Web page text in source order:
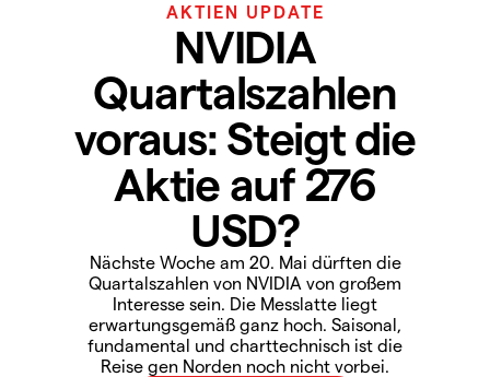
AKTIEN UPDATE
NVIDIA
Quartalszahlen
voraus: Steigt die
Aktie auf 276
USD?
Nächste Woche am 20. Mai dürften die
Quartalszahlen von NVIDIA von großem
Interesse sein. Die Messlatte liegt
erwartungsgemäß ganz hoch. Saisonal,
fundamental und charttechnisch ist die
Reise gen Norden noch nicht vorbei.